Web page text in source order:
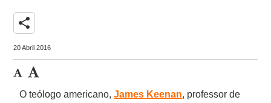
share
20 Abril 2016
O teólogo americano,James Keenan, professor de